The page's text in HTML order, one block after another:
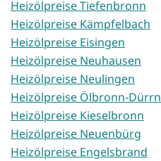
Heizölpreise Tiefenbronn
Heizölpreise Kämpfelbach
Heizölpreise Eisingen
Heizölpreise Neuhausen
Heizölpreise Neulingen
Heizölpreise Ölbronn-Dürrn
Heizölpreise Kieselbronn
Heizölpreise Neuenbürg
Heizölpreise Engelsbrand